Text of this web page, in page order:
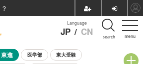
menu
Language
JP / CN search
進 医学部 東大受験